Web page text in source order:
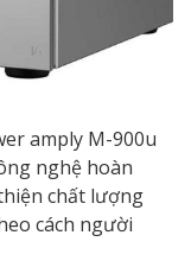
amply M-900u
nghệ hoàn
chất lượng
cách người